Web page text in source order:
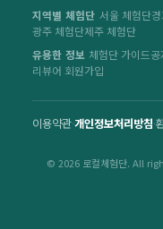
지역별 체험단 서울 체험단
광주 체험단제주 체험단
유용한 정보 체험단 가이드
리뷰어 회원가입
이용약관·개인정보처리방침·
© 2026 로컬체험단. All